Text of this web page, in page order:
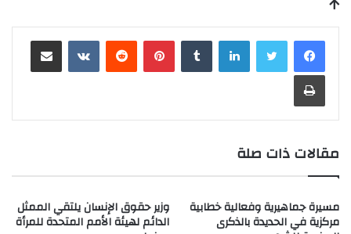
لينكدإن بينتيريست مشاركة عبر البريد
طباعة
مقالات ذات صلة
مسيرة جماهيرية وفعالية خطابية
مركزية في الحديدة بالذكرى
وزير حقوق الإنسان يلتقي الممثل
الدائم لهيئة الأمم المتحدة للمرأة